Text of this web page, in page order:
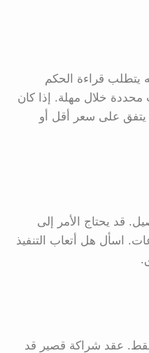
يتطلب قراءة الحكم
خلال مهلة. إذا كان
يتفق على سعر أقل أو
قد يحتاج الأمر إلى
اسأل هل أتعاب التنفيذ
عقد شراكة قصير قد